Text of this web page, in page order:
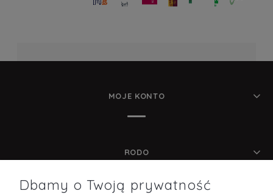
MOJE KONTO
RODO
Dbamy o Twoją prywatność